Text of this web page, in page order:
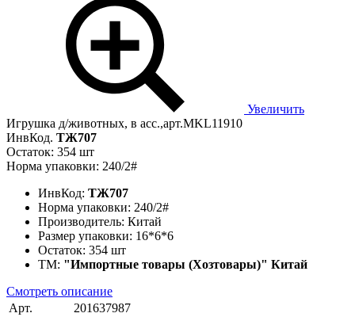
Увеличить
Игрушка д/животных, в асс.,арт.MKL11910
ИнвКод. ТЖ707
Остаток: 354 шт
Норма упаковки: 240/2#
ИнвКод: ТЖ707
Норма упаковки: 240/2#
Производитель: Китай
Размер упаковки: 16*6*6
Остаток: 354 шт
ТМ: "Импортные товары (Хозтовары)" Китай
Смотреть описание
Арт.
201637987